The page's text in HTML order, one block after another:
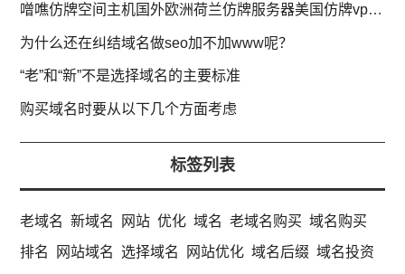
噌噍仿牌空间主机国外欧洲荷兰仿牌服务器美国仿牌vps推荐,外贸抗投诉服务器,免投诉vps,防投诉主机空间
为什么还在纠结域名做seo加不加www呢？
“老”和“新”不是选择域名的主要标准
购买域名时要从以下几个方面考虑
标签列表
老域名 新域名 网站 优化 域名 老域名购买 域名购买
排名
网站域名 选择域名 网站优化 域名后缀 域名投资